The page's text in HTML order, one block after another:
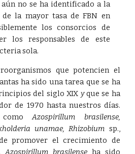
no se ha identificado a la
de la mayor tasa de FBN en
los consorcios de
los responsables de este
sola.
que potencien el
ha sido una tarea que se ha
del siglo XIX yque se ha
de 1970 hasta nuestros días.
comoAzospirillum brasilense,
unamae, Rhizobium sp.,
promover el crecimiento de
.Azospirillum brasilenseha sido